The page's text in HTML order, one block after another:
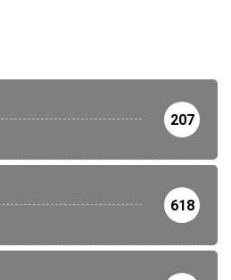
207
618